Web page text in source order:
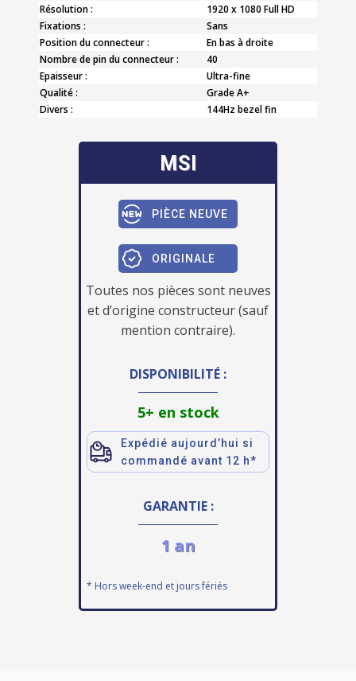
Résolution :
1920 x 1080 Full HD
Fixations :
Sans
Position du connecteur :
En bas à droite
Nombre de pin du connecteur :
40
Epaisseur :
Ultra-fine
Qualité :
Grade A+
Divers :
144Hz bezel fin
MSI
PIÈCE NEUVE
ORIGINALE
Toutes nos pièces sont neuves
et d’origine constructeur (sauf
mention contraire).
DISPONIBILITÉ :
5+ en stock
Expédié aujourd’hui si
commandé avant 12 h*
GARANTIE :
1 an
* Hors week-end et jours fériés